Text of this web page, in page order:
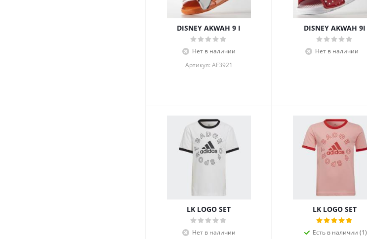
DISNEY AKWAH 9 I
Нет в наличии
Артикул: AF3921
DISNEY AKWAH 9I
Нет в наличии
LK LOGO SET
Нет в наличии
LK LOGO SET
Есть в наличии (1)